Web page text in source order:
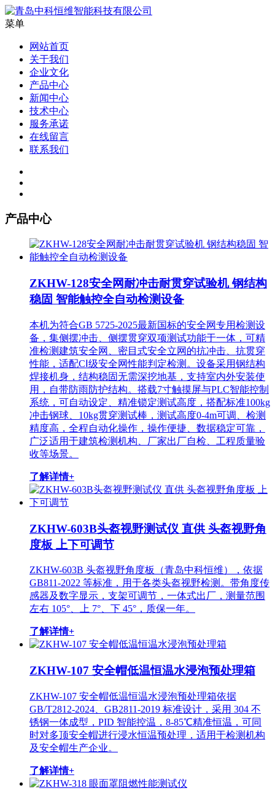
菜单
网站首页
关于我们
企业文化
产品中心
新闻中心
技术中心
服务承诺
在线留言
联系我们
产品中心
ZKHW-128安全网耐冲击耐贯穿试验机 钢结构
稳固 智能触控全自动检测设备
本机为符合GB 5725-2025最新国标的安全网专用检测设
备，集侧摆冲击、侧摆贯穿双项测试功能于一体，可精
准检测建筑安全网、密目式安全立网的抗冲击、抗贯穿
性能，适配CⅠ级安全网性能判定检测。设备采用钢结构
焊接机身，结构稳固无需深挖地基，支持室内外安装使
用，自带防雨防护结构。搭载7寸触摸屏与PLC智能控制
系统，可自动设定、精准锁定测试高度，搭配标准100kg
冲击钢球、10kg贯穿测试棒，测试高度0-4m可调、检测
精度高，全程自动化操作，操作便捷、数据稳定可靠，
广泛适用于建筑检测机构、厂家出厂自检、工程质量验
收等场景。
了解详情+
ZKHW-603B头盔视野测试仪 直供 头盔视野角
度板 上下可调节
ZKHW-603B 头盔视野角度板（青岛中科恒维），依据
GB811-2022 等标准，用于各类头盔视野检测。带角度传
感器及数字显示，支架可调节，一体式出厂，测量范围
左右 105°、上 7°、下 45°，质保一年。
了解详情+
ZKHW-107 安全帽低温恒温水浸泡预处理箱
ZKHW-107 安全帽低温恒温水浸泡预处理箱依据
GB/T2812-2024、GB2811-2019 标准设计，采用 304 不
锈钢一体成型，PID 智能控温，8-85℃精准恒温，可同
时对多顶安全帽进行浸水恒温预处理，适用于检测机构
及安全帽生产企业。
了解详情+